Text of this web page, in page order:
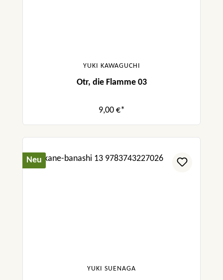
YUKI KAWAGUCHI
Otr, die Flamme 03
9,00 €*
Neu
YUKI SUENAGA